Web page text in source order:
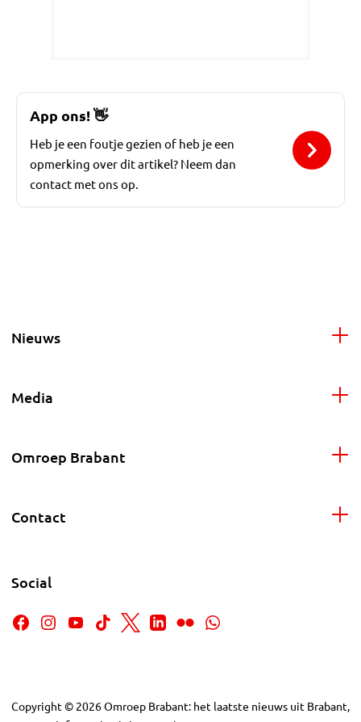
App ons!👋
Heb je een foutje gezien of heb je een
opmerking over dit artikel? Neem dan
contact met ons op.
Nieuws
Media
Omroep Brabant
Contact
Social
Copyright © 2026Omroep Brabant: het laatste nieuws uit Brabant,